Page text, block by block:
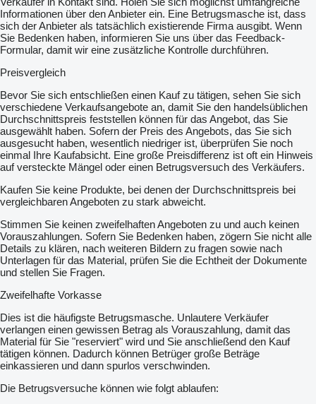
Informationen über den Anbieter ein. Eine Betrugsmasche ist, dass
sich der Anbieter als tatsächlich existierende Firma ausgibt. Wenn
Sie Bedenken haben, informieren Sie uns über das Feedback-
Formular, damit wir eine zusätzliche Kontrolle durchführen.
Preisvergleich
Bevor Sie sich entschließen einen Kauf zu tätigen, sehen Sie sich
verschiedene Verkaufsangebote an, damit Sie den handelsüblichen
Durchschnittspreis feststellen können für das Angebot, das Sie
ausgewählt haben. Sofern der Preis des Angebots, das Sie sich
ausgesucht haben, wesentlich niedriger ist, überprüfen Sie noch
einmal Ihre Kaufabsicht. Eine große Preisdifferenz ist oft ein Hinweis
auf versteckte Mängel oder einen Betrugsversuch des Verkäufers.
Kaufen Sie keine Produkte, bei denen der Durchschnittspreis bei
vergleichbaren Angeboten zu stark abweicht.
Stimmen Sie keinen zweifelhaften Angeboten zu und auch keinen
Vorauszahlungen. Sofern Sie Bedenken haben, zögern Sie nicht alle
Details zu klären, nach weiteren Bildern zu fragen sowie nach
Unterlagen für das Material, prüfen Sie die Echtheit der Dokumente
und stellen Sie Fragen.
Zweifelhafte Vorkasse
Dies ist die häufigste Betrugsmasche. Unlautere Verkäufer
verlangen einen gewissen Betrag als Vorauszahlung, damit das
Material für Sie "reserviert" wird und Sie anschließend den Kauf
tätigen können. Dadurch können Betrüger große Beträge
einkassieren und dann spurlos verschwinden.
Die Betrugsversuche können wie folgt ablaufen: